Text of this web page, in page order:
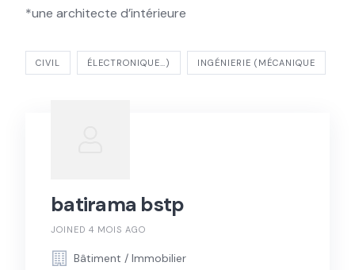
*une architecte d’intérieure
CIVIL ÉLECTRONIQUE…) INGÉNIERIE (MÉCANIQUE
batirama bstp
JOINED 4 MOIS AGO
Bâtiment / Immobilier